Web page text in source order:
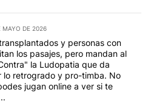
MAYO DE 2026
y personas con
los pasajes, pero mandan al
la Ludopatia que da
lo retrogrado y pro-timba. No
jugan online a ver si te